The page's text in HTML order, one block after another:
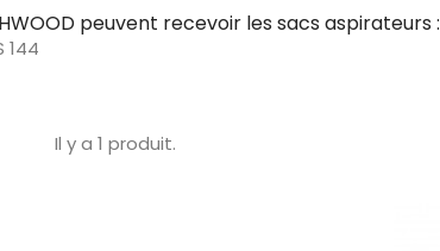
peuvent recevoir les sacs aspirateurs :
144
Il y a 1 produit.